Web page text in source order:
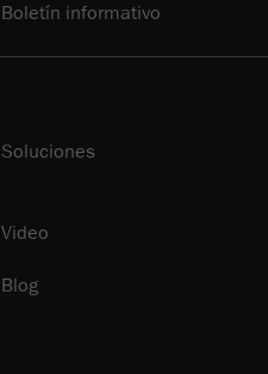
Boletín informativo
Soluciones
Video
Blog